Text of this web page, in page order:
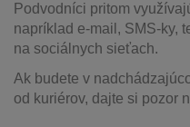
Podvodníci pritom
napríklad e-mail, SMS-ky,
na sociálnych sieťach.
Ak budete v
od kuriérov, dajte si pozor